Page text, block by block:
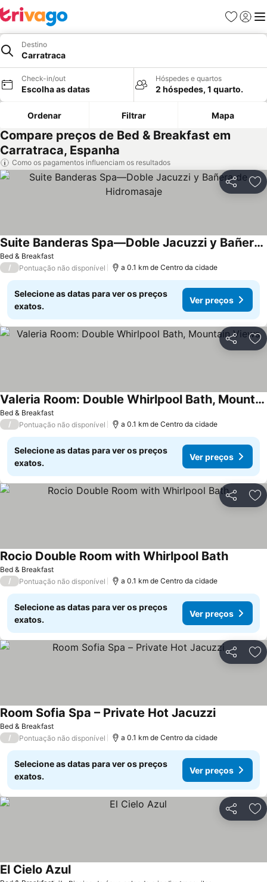
Favoritos
Iniciar
Destino
Carratraca
Check-in/out
Escolha as datas
Hóspedes e quartos
2 hóspedes, 1 quarto.
Ordenar Filtrar Mapa
Compare preços de Bed & Breakfast em
Carratraca, Espanha
Como os pagamentos influenciam os resultados
Partilhar
Bed & Breakfast
Suite Banderas Spa—Doble Jacuzzi y Bañera de Hidromasaje
/ Pontuação não disponível a 0.1 km de Centro da cidade
Selecione as datas para ver os preços
exatos.
Ver preços
Partilhar
Bed & Breakfast
Valeria Room: Double Whirlpool Bath, Mountain Views
/ Pontuação não disponível a 0.1 km de Centro da cidade
Selecione as datas para ver os preços
exatos.
Ver preços
Partilhar
Bed & Breakfast
Rocio Double Room with Whirlpool Bath
/ Pontuação não disponível a 0.1 km de Centro da cidade
Selecione as datas para ver os preços
exatos.
Ver preços
Partilhar
Bed & Breakfast
Room Sofia Spa – Private Hot Jacuzzi
/ Pontuação não disponível a 0.1 km de Centro da cidade
Selecione as datas para ver os preços
exatos.
Ver preços
Partilhar
El Cielo Azul